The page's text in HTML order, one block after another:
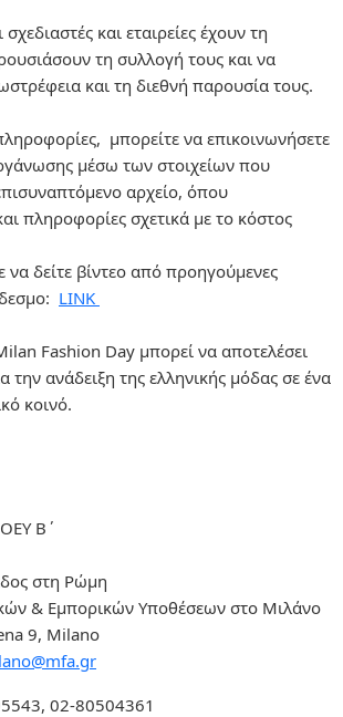
και εταιρείες έχουν τη
τη συλλογή τους και να
και τη διεθνή παρουσία τους.
μπορείτε να επικοινωνήσετε
μέσω των στοιχείων που
αρχείο, όπου
πληροφορίες σχετικά με το κόστος
να δείτε βίντεο από προηγούμενες
LINK
Fashion Day μπορεί να αποτελέσει
την ανάδειξη της ελληνικής μόδας σε ένα
κοινό.
Β΄
στη Ρώμη
& Εμπορικών Υποθέσεων στο Μιλάνο
9, Milano
02-80504361